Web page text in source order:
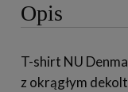
Opis
T-shirt NU
z okrągłym